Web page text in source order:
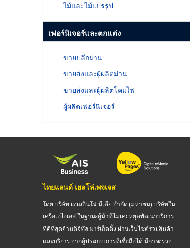
ไม้และไม้แปรรูป
เฟอร์นิเจอร์และตกแต่ง
ขายปลีกม่าน
ขายส่งและผู้ผลิตม่าน
ขายส่งและผู้ผลิตโคมไฟ
ผู้ผลิตเฟอร์นิเจอร์
ไทยแลนด์ เยลโล่เพจเจส
โดย บริษัท เทเลอินโฟ มีเดีย จำกัด (มหาชน) บริษัทใน
เครือเอไอเอส ในฐานะผู้นำที่ไม่เคยหยุดพัฒนาบริการ
ที่ดีที่สุดด้านดิจิทัล มาร์เก็ตติ้ง ผ่านเว็บไซต์รวมสินค้า
และบริการ จากผู้ประกอบการที่เชื่อถือได้ มีการตรวจ